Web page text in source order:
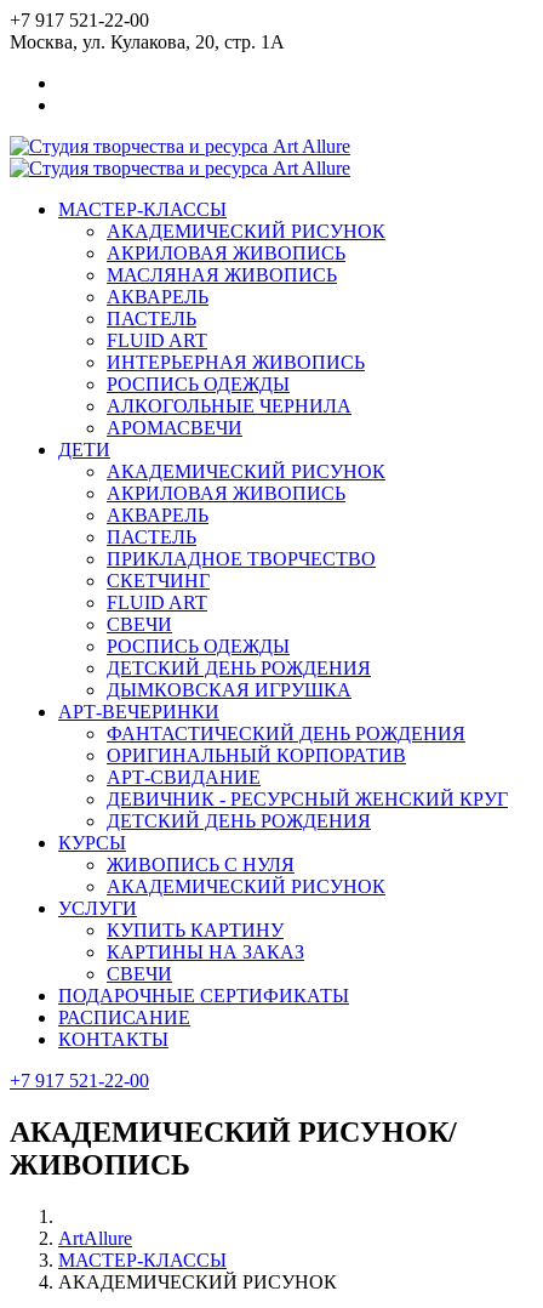
+7 917 521-22-00
Москва, ул. Кулакова, 20, стр. 1А
МАСТЕР-КЛАССЫ
АКАДЕМИЧЕСКИЙ РИСУНОК
АКРИЛОВАЯ ЖИВОПИСЬ
МАСЛЯНАЯ ЖИВОПИСЬ
АКВАРЕЛЬ
ПАСТЕЛЬ
FLUID ART
ИНТЕРЬЕРНАЯ ЖИВОПИСЬ
РОСПИСЬ ОДЕЖДЫ
АЛКОГОЛЬНЫЕ ЧЕРНИЛА
АРОМАСВЕЧИ
ДЕТИ
АКАДЕМИЧЕСКИЙ РИСУНОК
АКРИЛОВАЯ ЖИВОПИСЬ
АКВАРЕЛЬ
ПАСТЕЛЬ
ПРИКЛАДНОЕ ТВОРЧЕСТВО
СКЕТЧИНГ
FLUID ART
СВЕЧИ
РОСПИСЬ ОДЕЖДЫ
ДЕТСКИЙ ДЕНЬ РОЖДЕНИЯ
ДЫМКОВСКАЯ ИГРУШКА
АРТ-ВЕЧЕРИНКИ
ФАНТАСТИЧЕСКИЙ ДЕНЬ РОЖДЕНИЯ
ОРИГИНАЛЬНЫЙ КОРПОРАТИВ
АРТ-СВИДАНИЕ
ДЕВИЧНИК - РЕСУРСНЫЙ ЖЕНСКИЙ КРУГ
ДЕТСКИЙ ДЕНЬ РОЖДЕНИЯ
КУРСЫ
ЖИВОПИСЬ С НУЛЯ
АКАДЕМИЧЕСКИЙ РИСУНОК
УСЛУГИ
КУПИТЬ КАРТИНУ
КАРТИНЫ НА ЗАКАЗ
СВЕЧИ
ПОДАРОЧНЫЕ СЕРТИФИКАТЫ
РАСПИСАНИЕ
КОНТАКТЫ
+7 917 521-22-00
АКАДЕМИЧЕСКИЙ РИСУНОК/
ЖИВОПИСЬ
ArtAllure
МАСТЕР-КЛАССЫ
АКАДЕМИЧЕСКИЙ РИСУНОК